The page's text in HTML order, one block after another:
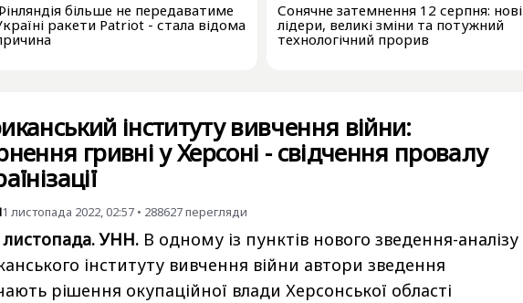
більше не передаватиме
ракети Patriot - стала відома
Сонячне затемнення 12 серпня: нові
лідери, великі зміни та потужний
технологічний прорив
інституту вивчення війни:
гривні у Херсоні - свідчення провалу
1 листопада 2022, 02:57 • 288627перегляди
листопада. УНН. В одному із пунктів нового зведення-аналізу
інституту вивчення війни автори зведення
рішення окупаційної влади Херсонської області